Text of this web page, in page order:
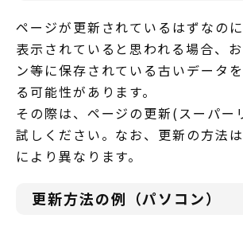
ページが更新されているはずなの
表示されていると思われる場合、
ン等に保存されている古いデータ
る可能性があります。
その際は、ページの更新(スーパー
試しください。なお、更新の方法
により異なります。
更新方法の例（パソコン）